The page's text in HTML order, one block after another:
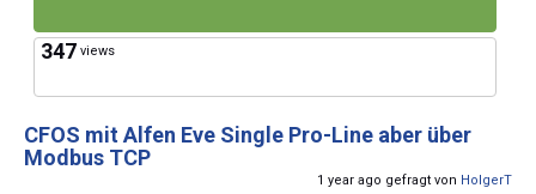
347 views
CFOS mit Alfen Eve Single Pro-Line aber über
Modbus TCP
1 year ago gefragt von HolgerT